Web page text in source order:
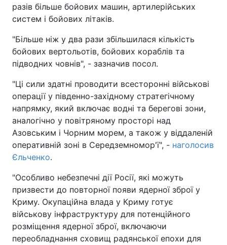
разів більше бойових машин, артилерійських
систем і бойових літаків.
"Більше ніж у два рази збільшилася кількість
бойових вертольотів, бойових кораблів та
підводних човнів", - зазначив посол.
"Ці сили здатні проводити всесторонні військові
операції у південно-західному стратегічному
напрямку, який включає водні та берегові зони,
аналогічно у повітряному просторі над
Азовським і Чорним морем, а також у віддаленій
оперативній зоні в Середземномор'ї", - наголосив
Єльченко.
"Особливо небезпечні дії Росії, які можуть
призвести до повторної появи ядерної зброї у
Криму. Окупаційна влада у Криму готує
військову інфраструктуру для потенційного
розміщення ядерної зброї, включаючи
переобладнання сховищ радянської епохи для